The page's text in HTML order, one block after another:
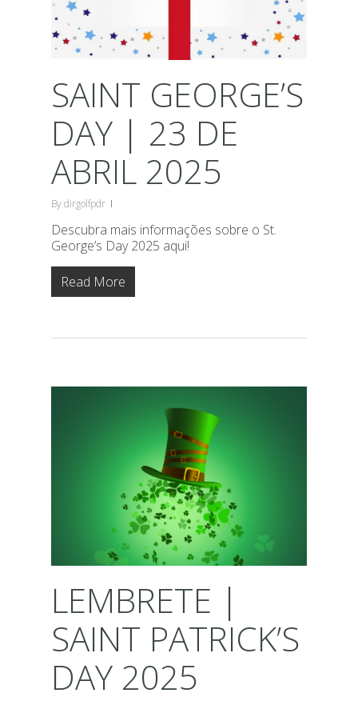
SAINT GEORGE’S
DAY | 23 DE
ABRIL 2025
Bydirgolfpdr
Descubra mais informações sobre o St.
George’s Day 2025 aqui!
Read More
LEMBRETE |
SAINT PATRICK’S
DAY 2025